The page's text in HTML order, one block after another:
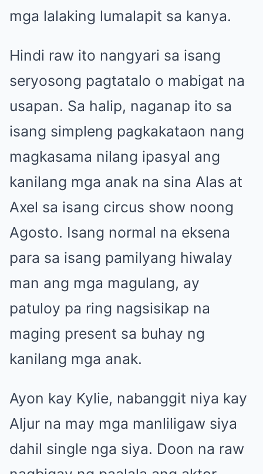
mga lalaking lumalapit sa kanya.
Hindi raw ito nangyari sa isang
seryosong pagtatalo o mabigat na
usapan. Sa halip, naganap ito sa
isang simpleng pagkakataon nang
magkasama nilang ipasyal ang
kanilang mga anak na sina Alas at
Axel sa isang circus show noong
Agosto. Isang normal na eksena
para sa isang pamilyang hiwalay
man ang mga magulang, ay
patuloy pa ring nagsisikap na
maging present sa buhay ng
kanilang mga anak.
Ayon kay Kylie, nabanggit niya kay
Aljur na may mga manliligaw siya
dahil single nga siya. Doon na raw